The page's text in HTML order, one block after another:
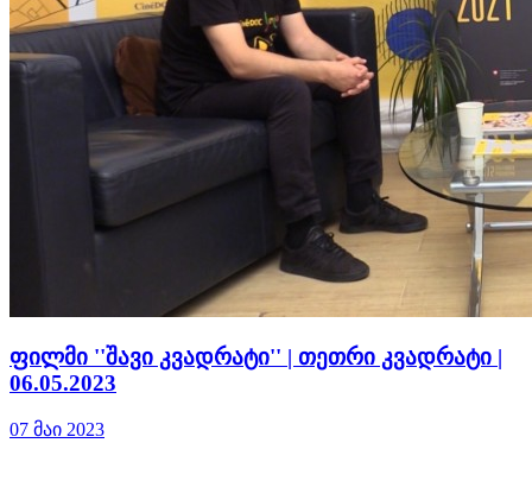
ფილმი ''შავი კვადრატი'' | თეთრი კვადრატი |
06.05.2023
07 მაი 2023